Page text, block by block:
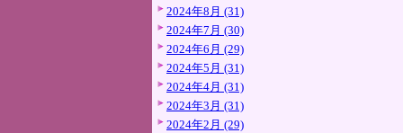
2024年8月 (31)
2024年7月 (30)
2024年6月 (29)
2024年5月 (31)
2024年4月 (31)
2024年3月 (31)
2024年2月 (29)